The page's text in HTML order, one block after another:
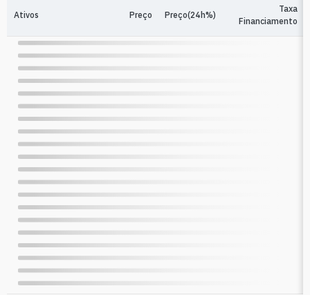
Ativos Preço Preço(24h%)
Taxa
Financiamento